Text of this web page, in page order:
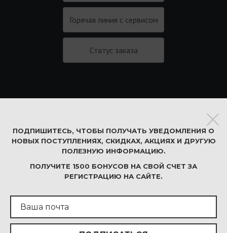
ПОДПИШИТЕСЬ, ЧТОБЫ ПОЛУЧАТЬ УВЕДОМЛЕНИЯ О
НОВЫХ ПОСТУПЛЕНИЯХ, СКИДКАХ, АКЦИЯХ И ДРУГУЮ
ПОЛЕЗНУЮ ИНФОРМАЦИЮ.
ПОЛУЧИТЕ 1500 БОНУСОВ НА СВОЙ СЧЕТ ЗА
РЕГИСТРАЦИЮ НА САЙТЕ.
Горячая линия с сервисом
Статус заказа
Соглашение на обработку персональных
данных
Соглашение на получение информационной